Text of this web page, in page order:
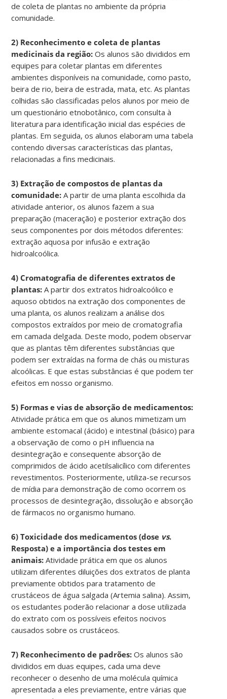
de coleta de plantas no ambiente da própria
comunidade.
2) Reconhecimento e coleta de plantas
medicinais da região: Os alunos são divididos em
equipes para coletar plantas em diferentes
ambientes disponíveis na comunidade, como pasto,
beira de rio, beira de estrada, mata, etc. As plantas
colhidas são classificadas pelos alunos por meio de
um questionário etnobotânico, com consulta à
literatura para identificação inicial das espécies de
plantas. Em seguida, os alunos elaboram uma tabela
contendo diversas características das plantas,
relacionadas a fins medicinais.
3) Extração de compostos de plantas da
comunidade: A partir de uma planta escolhida da
atividade anterior, os alunos fazem a sua
preparação (maceração) e posterior extração dos
seus componentes por dois métodos diferentes:
extração aquosa por infusão e extração
hidroalcoólica.
4) Cromatografia de diferentes extratos de
plantas: A partir dos extratos hidroalcoólico e
aquoso obtidos na extração dos componentes de
uma planta, os alunos realizam a análise dos
compostos extraídos por meio de cromatografia
em camada delgada. Deste modo, podem observar
que as plantas têm diferentes substâncias que
podem ser extraídas na forma de chás ou misturas
alcoólicas. E que estas substâncias é que podem ter
efeitos em nosso organismo.
5) Formas e vias de absorção de medicamentos:
Atividade prática em que os alunos mimetizam um
ambiente estomacal (ácido) e intestinal (básico) para
a observação de como o pH influencia na
desintegração e consequente absorção de
comprimidos de ácido acetilsalicílico com diferentes
revestimentos. Posteriormente, utiliza-se recursos
de mídia para demonstração de como ocorrem os
processos de desintegração, dissolução e absorção
de fármacos no organismo humano.
6) Toxicidade dos medicamentos (dose vs.
Resposta) e a importância dos testes em
animais:Atividade prática em que os alunos
utilizam diferentes diluições dos extratos de planta
previamente obtidos para tratamento de
crustáceos de água salgada (Artemia salina). Assim,
os estudantes poderão relacionar a dose utilizada
do extrato com os possíveis efeitos nocivos
causados sobre os crustáceos.
7) Reconhecimento de padrões:Os alunos são
divididos em duas equipes, cada uma deve
reconhecer o desenho de uma molécula química
apresentada a eles previamente, entre várias que